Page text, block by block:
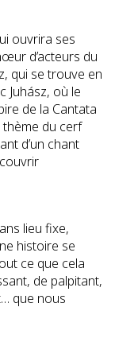
ouvrira ses
d’acteurs du
qui se trouve en
Juhász, où le
de la Cantata
du cerf
d’un chant
lieu fixe,
histoire se
ce que cela
de palpitant,
que nous